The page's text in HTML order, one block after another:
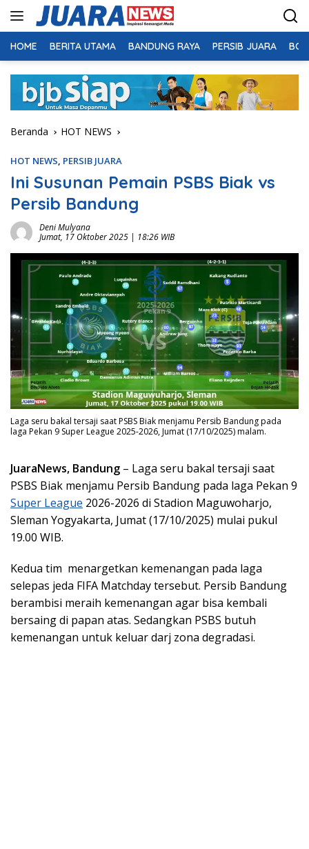
HOME BERITA UTAMA BANDUNG RAYA PERSIB JUARA
Beranda HOT NEWS
HOT NEWS, PERSIB JUARA
Ini Susunan Pemain PSBS Biak vs
Persib Bandung
Deni Mulyana
Jumat, 17 Oktober 2025 | 18:26 WIB
Laga seru bakal tersaji saat PSBS Biak menjamu Persib Bandung pada
laga Pekan 9 Super League 2025-2026, Jumat (17/10/2025) malam.
JuaraNews, Bandung – Laga seru bakal tersaji saat
PSBS Biak menjamu Persib Bandung pada laga Pekan 9
Super League 2026-2026 di Stadion Maguwoharjo,
Sleman Yogyakarta, Jumat (17/10/2025) mulai pukul
19.00 WIB.
Kedua tim menargetkan kemenangan pada laga
selepas jeda FIFA Matchday tersebut. Persib Bandung
berambisi meraih kemenangan agar bisa kembali
bersaing di papan atas. Sedangkan PSBS butuh
kemenangan untuk keluar darj zona degradasi.